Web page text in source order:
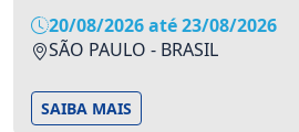
20/08/2026 até 23/08/2026
SÃO PAULO - BRASIL
SAIBA MAIS